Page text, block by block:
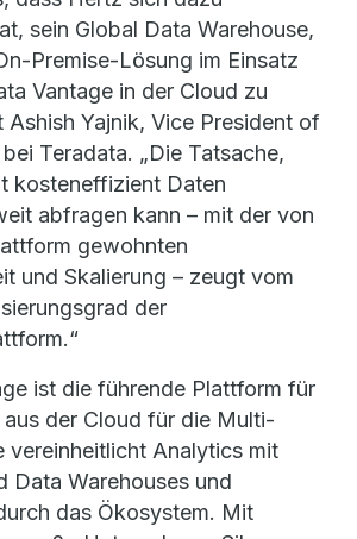
sein Global Data Warehouse,
Premise-Lösung im Einsatz
Vantage in der Cloud zu
Ashish Yajnik, Vice President of
Teradata. „Die Tatsache,
kosteneffizient Daten
abfragen kann – mit der von
gewohnten
und Skalierung – zeugt vom
der
ist die führende Plattform für
aus der Cloud für die Multi-
vereinheitlicht Analytics mit
Data Warehouses und
das Ökosystem. Mit